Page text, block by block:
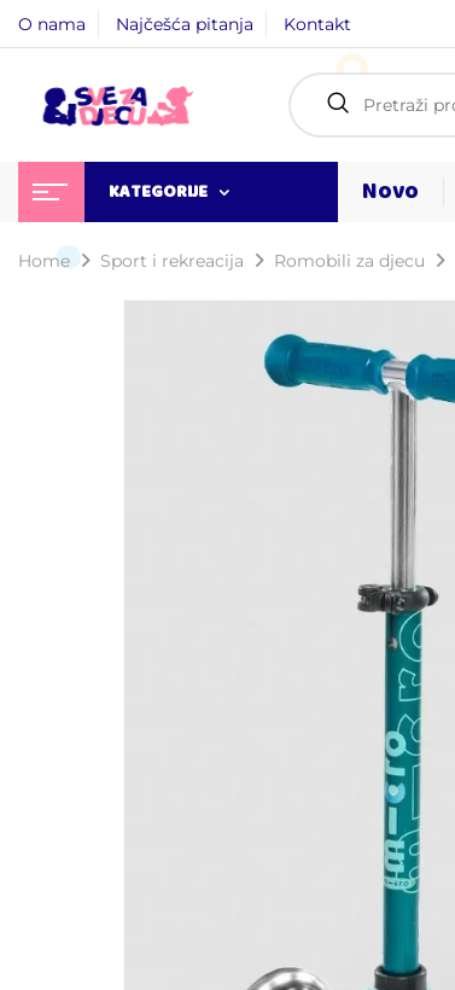
O nama Najčešća pitanja Kontakt
KATEGORIJE Novo
Home Sport i rekreacija Romobili za djecu